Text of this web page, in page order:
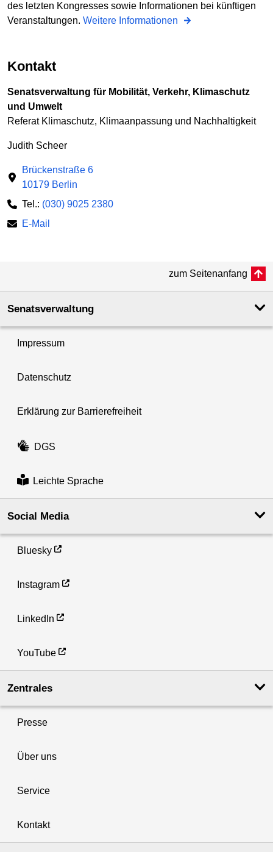
des letzten Kongresses sowie Informationen bei künftigen
Veranstaltungen. Weitere Informationen
Kontakt
Senatsverwaltung für Mobilität, Verkehr, Klimaschutz
und Umwelt
Referat Klimaschutz, Klimaanpassung und Nachhaltigkeit
Judith Scheer
Brückenstraße 6
10179 Berlin
Tel.: (030) 9025 2380
E-Mail
zum Seitenanfang
Senatsverwaltung
Impressum
Datenschutz
Erklärung zur Barrierefreiheit
DGS
Leichte Sprache
Social Media
Bluesky
Instagram
LinkedIn
YouTube
Zentrales
Presse
Über uns
Service
Kontakt